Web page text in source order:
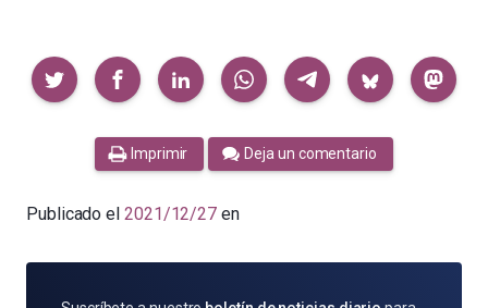
Compartir
Imprimir Deja un comentario
Publicado el 2021/12/27 en